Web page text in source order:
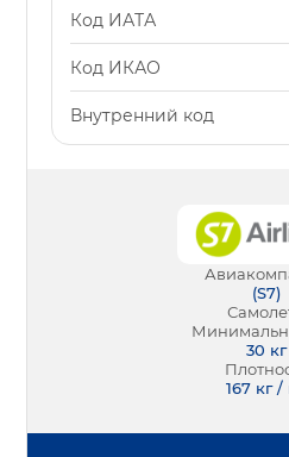
Код ИАТА
Код ИКАО
Внутренний код
(S7)
30 кг
167 кг /